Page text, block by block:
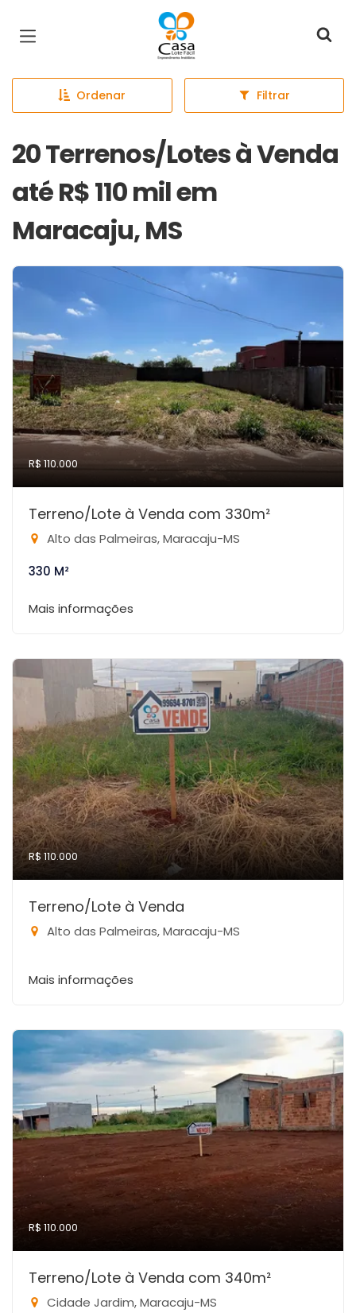
Página inicial
Ordenar Filtrar
20 Terrenos/Lotes à Venda
até R$ 110 mil em
Maracaju, MS
R$ 110.000
Terreno/Lote à Venda com 330m²
Alto das Palmeiras, Maracaju-MS
330 M²
Mais informações
R$ 110.000
Terreno/Lote à Venda
Alto das Palmeiras, Maracaju-MS
Mais informações
R$ 110.000
Terreno/Lote à Venda com 340m²
Cidade Jardim, Maracaju-MS